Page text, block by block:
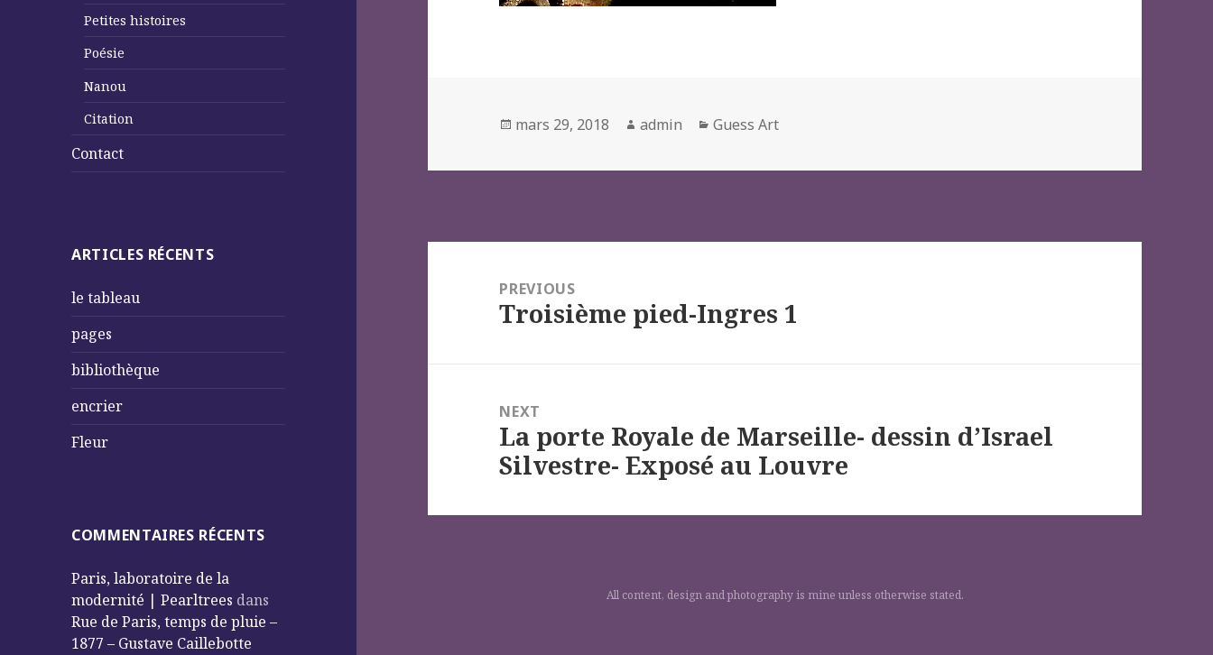
Petites histoires
Poésie
Nanou
Citation
Contact
ARTICLES RÉCENTS
le tableau
pages
bibliothèque
encrier
Fleur
COMMENTAIRES RÉCENTS
Paris, laboratoire de la
modernité | Pearltrees dans
Rue de Paris, temps de pluie –
1877 – Gustave Caillebotte
Posted
mars 29, 2018 Author
admin Categories
Guess Art
l’article
PREVIOUS
Previous
Troisième pied-Ingres 1
NEXT
Next
post:
La porte Royale de Marseille- dessin d’Israel
Silvestre- Exposé au Louvre
All content, design and photography is mine unless otherwise stated.